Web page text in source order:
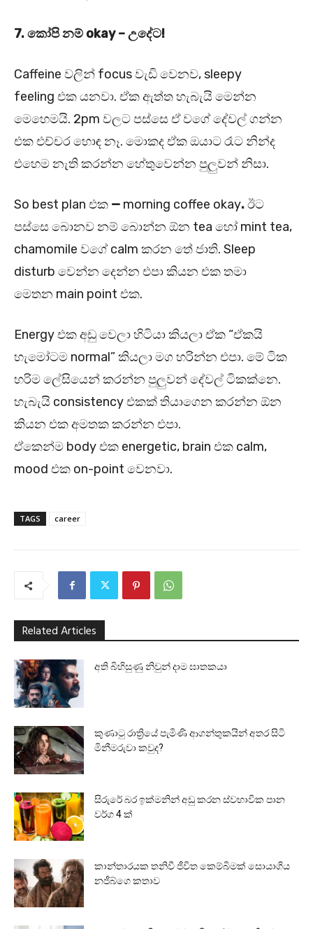
7.කෝපි නම් okay –උදේට!
Caffeine වලින් focus වැඩි වෙනව, sleepy
feeling එක යනවා. ඒක ඇත්ත හැබැයි මෙන්න
මෙහෙමයි. 2pm වලට පස්සෙ ඒ වගේ දේවල් ගන්න
එක එච්චර හොඳ නෑ. මොකද ඒක ඔයාට රෑට නින්ද
එහෙම නැති කරන්න හේතුවෙන්න පුලුවන් නිසා.
So best plan එක — morning coffee okay.ඊට
පස්සෙ බොනව නම් බොන්න ඕන tea හෝ mint tea,
chamomile වගේ calm කරන තේ ජාති. Sleep
disturb වෙන්න දෙන්න එපා කියන එක තමා
මෙතන main point එක.
Energy එක අඩු වෙලා හිටියා කියලා ඒක “ඒකයි
හැමෝටම normal” කියලා මග හරින්න එපා. මේ ටික
හරිම ලේසියෙන් කරන්න පුලුවන් දේවල් ටිකක්නෙ.
හැබැයි consistency එකක් තියාගෙන කරන්න ඕන
කියන එක අමතක කරන්න එපා.
ඒකෙන්ම body එක energetic, brain එක calm,
mood එක on-point වෙනවා.
TAGS career
Related Articles
අති බිහිසුණු නිවුන් දාම ඝාතකයා
කුණාටු රාත්‍රියේ පැමිණි ආගන්තුකයින් අතර සිටි
මිනීමරුවා කවුද?
සිරුරේ බර ඉක්මනින් අඩු කරන ස්වභාවික පාන
වර්ග 4 ක්
කාන්තාරයක තනිවී ජීවිත කෙම්බිමක් සොයාගිය
නජීබ්ගෙ කතාව